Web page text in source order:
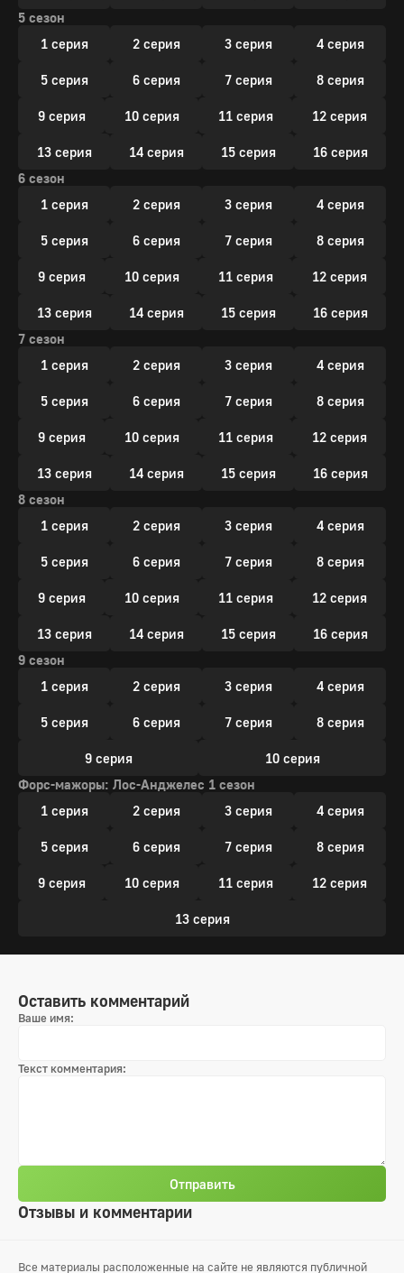
5 сезон
1 серия
2 серия 3 серия 4 серия
5 серия 6 серия 7 серия 8 серия
9 серия 10 серия 11 серия 12 серия
13 серия 14 серия 15 серия
16 серия
6 сезон
1 серия
2 серия 3 серия 4 серия
5 серия 6 серия 7 серия 8 серия
9 серия 10 серия 11 серия 12 серия
13 серия 14 серия 15 серия
16 серия
7 сезон
1 серия
2 серия 3 серия 4 серия
5 серия 6 серия 7 серия 8 серия
9 серия 10 серия 11 серия 12 серия
13 серия 14 серия 15 серия
16 серия
8 сезон
1 серия
2 серия 3 серия 4 серия
5 серия 6 серия 7 серия 8 серия
9 серия 10 серия 11 серия 12 серия
13 серия 14 серия 15 серия
16 серия
9 сезон
1 серия
2 серия 3 серия 4 серия
5 серия 6 серия 7 серия 8 серия
9 серия
10 серия
Форс-мажоры: Лос-Анджелес 1 сезон
1 серия
2 серия 3 серия 4 серия
5 серия 6 серия 7 серия 8 серия
9 серия 10 серия 11 серия 12 серия
13 серия
Отзывы и комментарии
Оставить комментарий
Ваше имя:
Текст комментария:
Отправить
Все материалы расположенные на сайте не являются публичной